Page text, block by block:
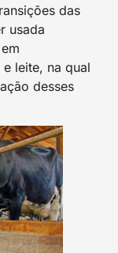
das
usada
leite, na qual
desses